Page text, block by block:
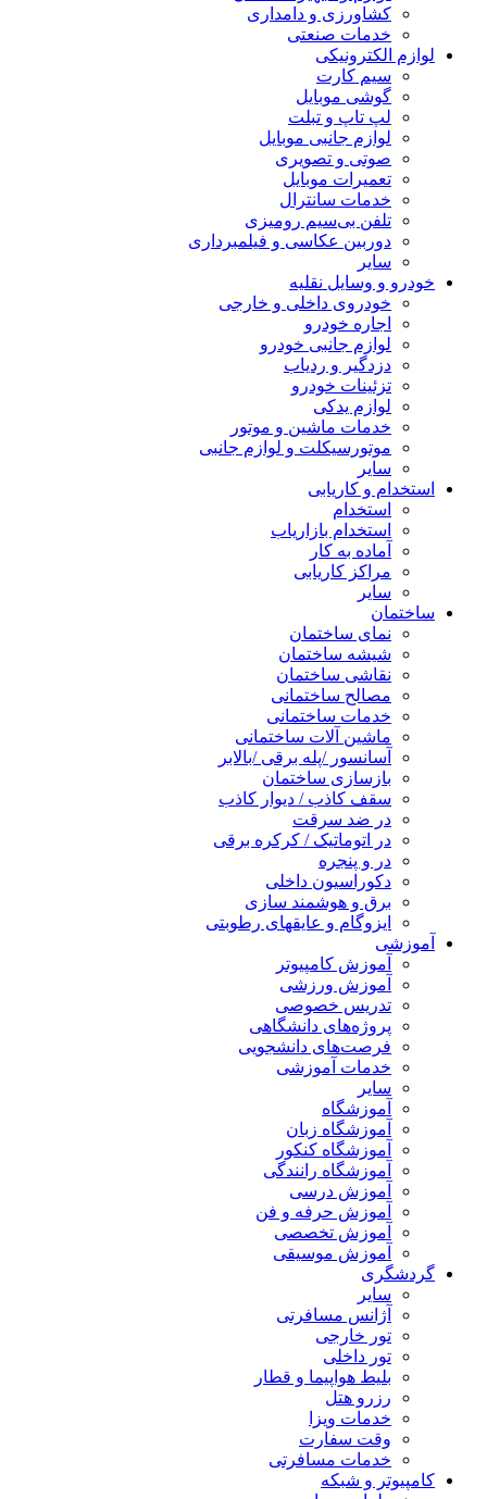
کشاورزی و دامداری
خدمات صنعتی
لوازم الکترونیکی
سیم کارت
گوشی موبایل
لپ تاپ و تبلت
لوازم جانبی موبایل
صوتی و تصویری
تعمیرات موبایل
خدمات سانترال
تلفن بی‌سیم رومیزی
دوربین عکاسی و فیلمبرداری
سایر
خودرو و وسایل نقلیه
خودروی داخلی و خارجی
اجاره خودرو
لوازم جانبی خودرو
دزدگیر و ردیاب
تزئینات خودرو
لوازم یدکی
خدمات ماشین و موتور
موتورسیکلت و لوازم جانبی
سایر
استخدام و کاریابی
استخدام
استخدام بازاریاب
آماده به کار
مراکز کاریابی
سایر
ساختمان
نمای ساختمان
شیشه ساختمان
نقاشی ساختمان
مصالح ساختمانی
خدمات ساختمانی
ماشین آلات ساختمانی
آسانسور /پله برقی /بالابر
بازسازی ساختمان
سقف کاذب / دیوار کاذب
در ضد سرقت
در اتوماتیک / کرکره برقی
در و پنجره
دکوراسیون داخلی
برق و هوشمند سازی
ایزوگام و عایقهای رطوبتی
آموزشی
آموزش کامپیوتر
آموزش ورزشی
تدریس خصوصی
پروژه‌های دانشگاهی
فرصت‌های دانشجویی
خدمات آموزشی
سایر
آموزشگاه
آموزشگاه زبان
آموزشگاه کنکور
آموزشگاه رانندگی
آموزش درسی
آموزش حرفه و فن
آموزش تخصصی
آموزش موسیقی
گردشگری
سایر
آژانس مسافرتی
تور خارجی
تور داخلی
بلیط هواپیما و قطار
رزرو هتل
خدمات ویزا
وقت سفارت
خدمات مسافرتی
کامپیوتر و شبکه